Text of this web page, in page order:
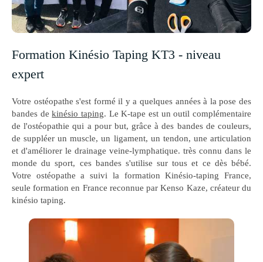
Formation Kinésio Taping KT3 - niveau
expert
Votre ostéopathe s'est formé il y a quelques années à la pose des
bandes dekinésio taping. Le K-tape est un outil complémentaire
de l'ostéopathie qui a pour but, grâce à des bandes de couleurs,
de suppléer un muscle, un ligament, un tendon, une articulation
et d'améliorer le drainage veine-lymphatique. très connu dans le
monde du sport, ces bandes s'utilise sur tous et ce dès bébé.
Votre ostéopathe a suivi la formation Kinésio-taping France,
seule formation en France reconnue par Kenso Kaze, créateur du
kinésio taping.